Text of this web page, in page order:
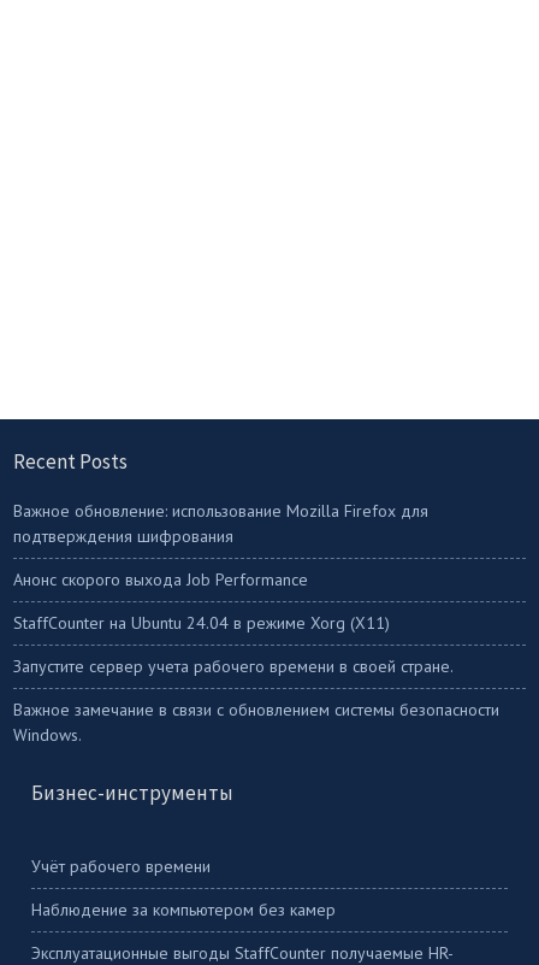
Recent Posts
Важное обновление: использование Mozilla Firefox для
подтверждения шифрования
Анонс скорого выхода Job Performance
StaffСounter на Ubuntu 24.04 в режиме Xorg (X11)
Запустите сервер учета рабочего времени в своей стране.
Важное замечание в связи с обновлением системы безопасности
Windows.
Бизнес-инструменты
Учёт рабочего времени
Наблюдение за компьютером без камер
Эксплуатационные выгоды StaffCounter получаемые HR-